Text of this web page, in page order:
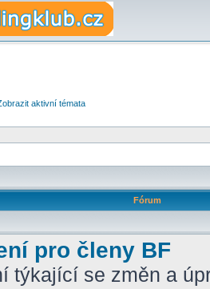
aktivní témata
Fórum
pro členy BF
týkající se změn a